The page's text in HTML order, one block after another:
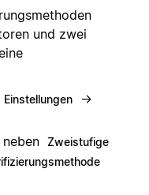
und zwei
Einstellungen →
neben Zweistufige